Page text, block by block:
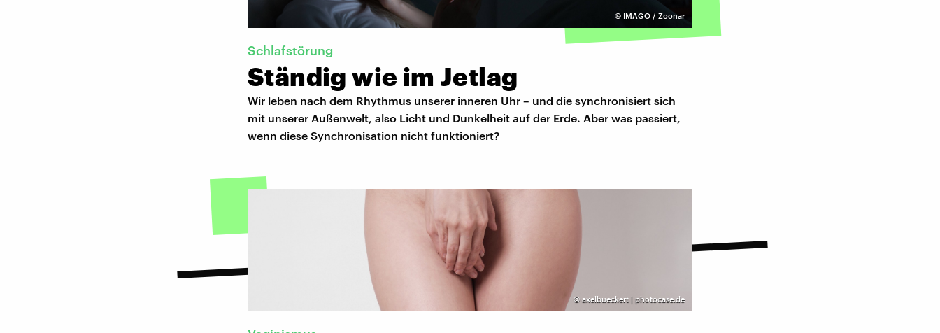
© IMAGO / Zoonar
Schlafstörung
Ständig wie im Jetlag
Wir leben nach dem Rhythmus unserer inneren Uhr – und die synchronisiert sich
mit unserer Außenwelt, also Licht und Dunkelheit auf der Erde. Aber was passiert,
wenn diese Synchronisation nicht funktioniert?
© axelbueckert | photocase.de